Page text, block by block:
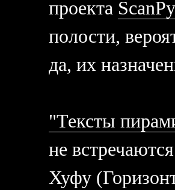
проекта
полости,
да, их
"Тексты
не
Хуфу